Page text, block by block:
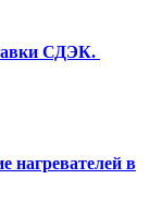
СДЭК.
нагревателей в